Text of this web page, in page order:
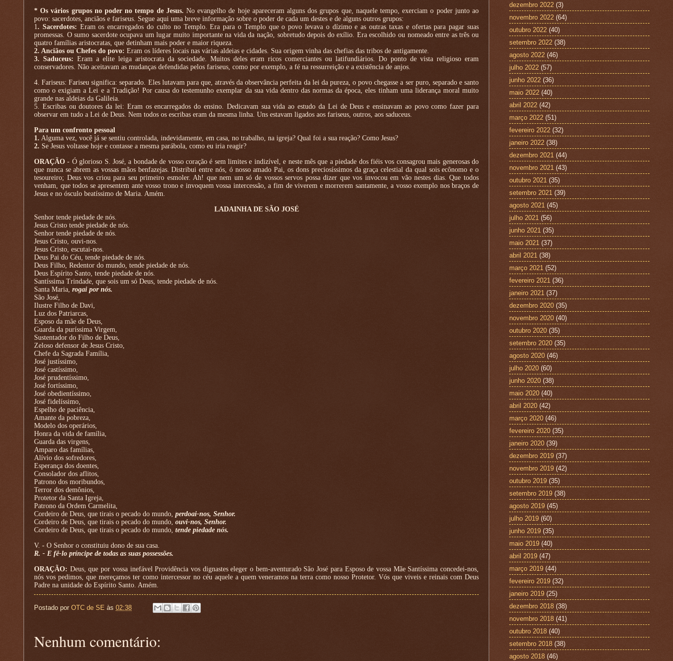
* Os vários grupos no poder no tempo de Jesus. No evangelho de hoje apareceram alguns dos grupos que, naquele tempo, exerciam o poder junto ao
povo: sacerdotes, anciãos e fariseus. Segue aqui uma breve informação sobre o poder de cada um destes e de alguns outros grupos:
1 . Sacerdotes: Eram os encarregados do culto no Templo. Era para o Templo que o povo levava o dízimo e as outras taxas e ofertas para pagar suas
promessas. O sumo sacerdote ocupava um lugar muito importante na vida da nação, sobretudo depois do exílio. Era escolhido ou nomeado entre as três ou
quatro famílias aristocratas, que detinham mais poder e maior riqueza.
2. Anciãos ou Chefes do povo: Eram os líderes locais nas várias aldeias e cidades. Sua origem vinha das chefias das tribos de antigamente.
3. Saduceus: Eram a elite leiga aristocrata da sociedade. Muitos deles eram ricos comerciantes ou latifundiários. Do ponto de vista religioso eram
conservadores. Não aceitavam as mudanças defendidas pelos fariseus, como por exemplo, a fé na ressurreição e a existência de anjos.
4. Fariseus: Fariseu significa: separado. Eles lutavam para que, através da observância perfeita da lei da pureza, o povo chegasse a ser puro, separado e santo
como o exigiam a Lei e a Tradição! Por causa do testemunho exemplar da sua vida dentro das normas da época, eles tinham uma liderança moral muito
grande nas aldeias da Galileia.
5. Escribas ou doutores da lei: Eram os encarregados do ensino. Dedicavam sua vida ao estudo da Lei de Deus e ensinavam ao povo como fazer para
observar em tudo a Lei de Deus. Nem todos os escribas eram da mesma linha. Uns estavam ligados aos fariseus, outros, aos saduceus.
Para um confronto pessoal
1. Alguma vez, você já se sentiu controlada, indevidamente, em casa, no trabalho, na igreja? Qual foi a sua reação? Como Jesus?
2. Se Jesus voltasse hoje e contasse a mesma parábola, como eu iria reagir?
ORAÇÃO - Ó glorioso S. José, a bondade de vosso coração é sem limites e indizível, e neste mês que a piedade dos fiéis vos consagrou mais generosas do
que nunca se abrem as vossas mãos benfazejas. Distribui entre nós, ó nosso amado Pai, os dons preciosíssimos da graça celestial da qual sois ecônomo e o
tesoureiro; Deus vos criou para seu primeiro esmoler. Ah! que nem um só de vossos servos possa dizer que vos invocou em vão nestes dias. Que todos
venham, que todos se apresentem ante vosso trono e invoquem vossa intercessão, a fim de viverem e morrerem santamente, a vosso exemplo nos braços de
Jesus e no ósculo beatíssimo de Maria. Amém.
LADAINHA DE SÃO JOSÉ
Senhor tende piedade de nós.
Jesus Cristo tende piedade de nós.
Senhor tende piedade de nós.
Jesus Cristo, ouvi-nos.
Jesus Cristo, escutai-nos.
Deus Pai do Céu, tende piedade de nós.
Deus Filho, Redentor do mundo, tende piedade de nós.
Deus Espírito Santo, tende piedade de nós.
Santíssima Trindade, que sois um só Deus, tende piedade de nós.
Santa Maria, rogai por nós.
São José,
Ilustre Filho de Davi,
Luz dos Patriarcas,
Esposo da mãe de Deus,
Guarda da puríssima Virgem,
Sustentador do Filho de Deus,
Zeloso defensor de Jesus Cristo,
Chefe da Sagrada Família,
José justíssimo,
José castíssimo,
José prudentíssimo,
José fortíssimo,
José obedientíssimo,
José fidelíssimo,
Espelho de paciência,
Amante da pobreza,
Modelo dos operários,
Honra da vida de família,
Guarda das virgens,
Amparo das famílias,
Alívio dos sofredores,
Esperança dos doentes,
Consolador dos aflitos,
Patrono dos moribundos,
Terror dos demônios,
Protetor da Santa Igreja,
Patrono da Ordem Carmelita,
Cordeiro de Deus, que tirais o pecado do mundo, perdoai-nos, Senhor.
Cordeiro de Deus, que tirais o pecado do mundo, ouvi-nos, Senhor.
Cordeiro de Deus, que tirais o pecado do mundo, tende piedade nós.
V. - O Senhor o constituiu dono de sua casa.
R. - E fê-lo príncipe de todas as suas possessões.
ORAÇÃO: Deus, que por vossa inefável Providência vos dignastes eleger o bem-aventurado São José para Esposo de vossa Mãe Santíssima concedei-nos,
nós vos pedimos, que mereçamos ter como intercessor no céu aquele a quem veneramos na terra como nosso Protetor. Vós que viveis e reinais com Deus
Padre na unidade do Espírito Santo. Amém.
Postado por OTC de SE às 02:38
Nenhum comentário:
dezembro 2022 (3)
novembro 2022 (64)
outubro 2022 (40)
setembro 2022 (38)
agosto 2022 (46)
julho 2022 (57)
junho 2022 (36)
maio 2022 (40)
abril 2022 (42)
março 2022 (51)
fevereiro 2022 (32)
janeiro 2022 (38)
dezembro 2021 (44)
novembro 2021 (43)
outubro 2021 (35)
setembro 2021 (39)
agosto 2021 (45)
julho 2021 (56)
junho 2021 (35)
maio 2021 (37)
abril 2021 (38)
março 2021 (52)
fevereiro 2021 (36)
janeiro 2021 (37)
dezembro 2020 (35)
novembro 2020 (40)
outubro 2020 (35)
setembro 2020 (35)
agosto 2020 (46)
julho 2020 (60)
junho 2020 (38)
maio 2020 (40)
abril 2020 (42)
março 2020 (46)
fevereiro 2020 (35)
janeiro 2020 (39)
dezembro 2019 (37)
novembro 2019 (42)
outubro 2019 (35)
setembro 2019 (38)
agosto 2019 (45)
julho 2019 (60)
junho 2019 (35)
maio 2019 (40)
abril 2019 (47)
março 2019 (44)
fevereiro 2019 (32)
janeiro 2019 (25)
dezembro 2018 (38)
novembro 2018 (41)
outubro 2018 (40)
setembro 2018 (38)
agosto 2018 (46)